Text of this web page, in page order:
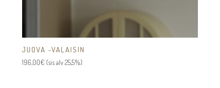
JUOVA -VALAISIN
196,00€ (sis alv 25,5%)